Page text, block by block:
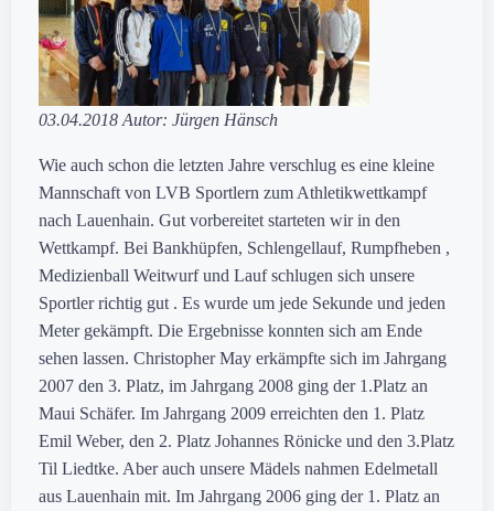
03.04.2018 Autor: Jürgen Hänsch
Wie auch schon die letzten Jahre verschlug es eine kleine
Mannschaft von LVB Sportlern zum Athletikwettkampf
nach Lauenhain. Gut vorbereitet starteten wir in den
Wettkampf. Bei Bankhüpfen, Schlengellauf, Rumpfheben ,
Medizienball Weitwurf und Lauf schlugen sich unsere
Sportler richtig gut . Es wurde um jede Sekunde und jeden
Meter gekämpft. Die Ergebnisse konnten sich am Ende
sehen lassen. Christopher May erkämpfte sich im Jahrgang
2007 den 3. Platz, im Jahrgang 2008 ging der 1.Platz an
Maui Schäfer. Im Jahrgang 2009 erreichten den 1. Platz
Emil Weber, den 2. Platz Johannes Rönicke und den 3.Platz
Til Liedtke. Aber auch unsere Mädels nahmen Edelmetall
aus Lauenhain mit. Im Jahrgang 2006 ging der 1. Platz an